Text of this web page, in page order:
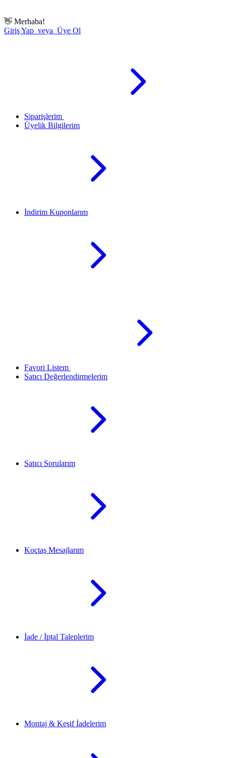
👋 Merhaba!
Giriş Yap veya Üye Ol
Siparişlerim
Üyelik Bilgilerim
İndirim Kuponlarım
Favori Listem
Satıcı Değerlendirmelerim
Satıcı Sorularım
Koçtaş Mesajlarım
İade / İptal Taleplerim
Montaj & Keşif İadelerim